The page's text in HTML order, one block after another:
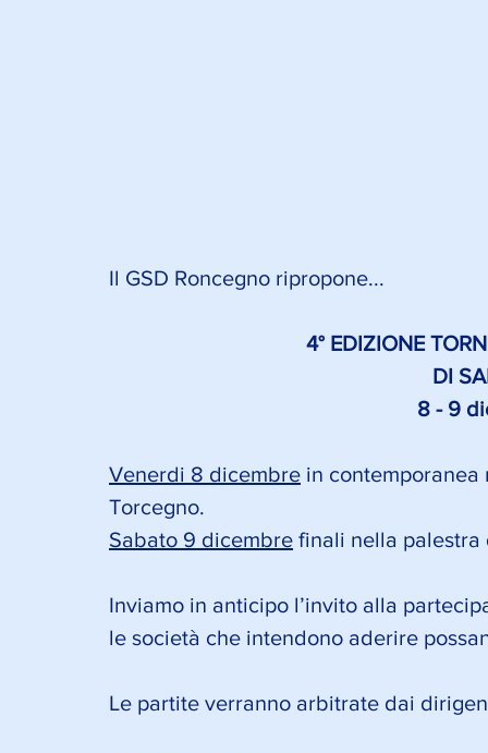
Il GSD Roncegno ripropone...
4° EDIZIONE
DI
8 - 9
Venerdi 8 dicembre in
Torcegno.
Sabato 9 dicembre finali nella
Inviamo in anticipo l’invito alla
le società che intendono aderire
Le partite verranno arbitrate dai